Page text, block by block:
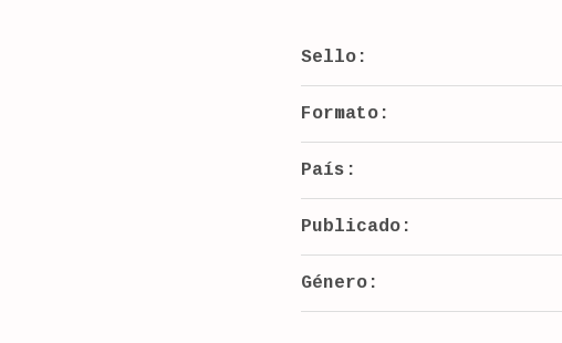
Sello:
Formato:
País:
Publicado:
Género: